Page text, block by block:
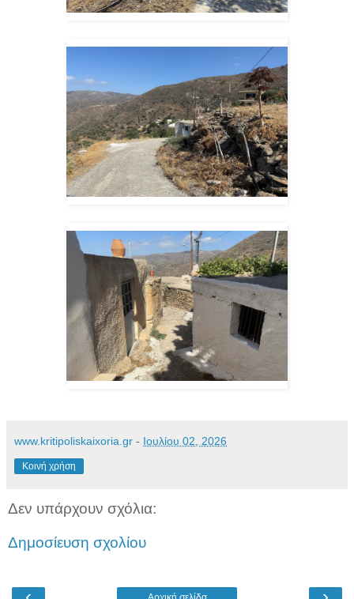
www.kritipoliskaixoria.gr - Ιουλίου 02, 2026
Κοινή χρήση
Δεν υπάρχουν σχόλια:
Δημοσίευση σχολίου